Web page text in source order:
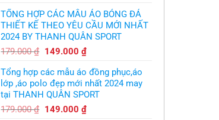
là:
350.000 ₫.
tại
là:
300.000 ₫.
TỔNG HỢP CÁC MẪU ÁO BÓNG ĐÁ
THIẾT KẾ THEO YÊU CẦU MỚI NHẤT
2024 BY THANH QUÂN SPORT
179.000₫ Giá
là:
179.000 ₫.
149.000 ₫Giá
tại
là:
149.000 ₫.
Tổng hợp các mẫu áo đồng phục,áo
lớp ,áo polo đẹp mới nhất 2024 may
tại THANH QUÂN SPORT
179.000₫ Giá
149.000 ₫Giá